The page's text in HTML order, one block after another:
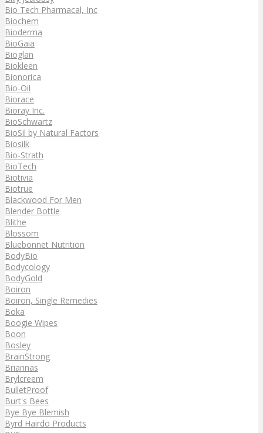
Bio Tech Pharmacal, Inc
Biochem
Bioderma
BioGaia
Bioglan
Biokleen
Bionorica
Bio-Oil
Biorace
Bioray Inc.
BioSchwartz
BioSil by Natural Factors
Biosilk
Bio-Strath
BioTech
Biotivia
Biotrue
Blackwood For Men
Blender Bottle
Blithe
Blossom
Bluebonnet Nutrition
BodyBio
Bodycology
BodyGold
Boiron
Boiron, Single Remedies
Boka
Boogie Wipes
Boon
Bosley
BrainStrong
Briannas
Brylcreem
BulletProof
Burt's Bees
Bye Bye Blemish
Byrd Hairdo Products